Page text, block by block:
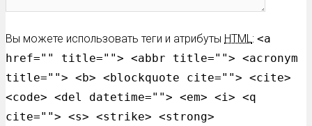
Вы можете использовать теги и атрибуты HTML: <a
href="" title=""> <abbr title=""> <acronym
title=""> <b> <blockquote cite=""> <cite>
<code> <del datetime=""> <em> <i> <q
cite=""> <s> <strike> <strong>